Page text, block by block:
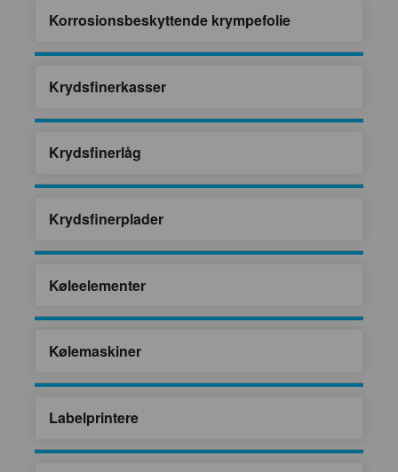
Korrosionsbeskyttende krympefolie
Krydsfinerkasser
Krydsfinerlåg
Krydsfinerplader
Køleelementer
Kølemaskiner
Labelprintere